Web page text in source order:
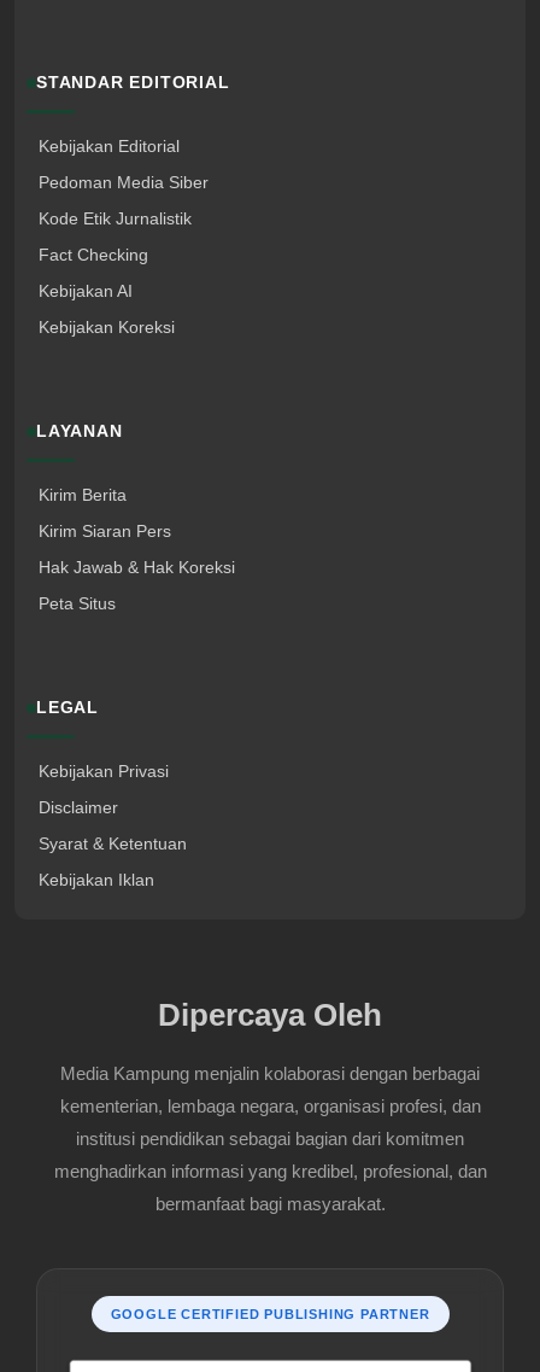
STANDAR EDITORIAL
Kebijakan Editorial
Pedoman Media Siber
Kode Etik Jurnalistik
Fact Checking
Kebijakan AI
Kebijakan Koreksi
LAYANAN
Kirim Berita
Kirim Siaran Pers
Hak Jawab & Hak Koreksi
Peta Situs
LEGAL
Kebijakan Privasi
Disclaimer
Syarat & Ketentuan
Kebijakan Iklan
Dipercaya Oleh
Media Kampung menjalin kolaborasi dengan berbagai
kementerian, lembaga negara, organisasi profesi, dan
institusi pendidikan sebagai bagian dari komitmen
menghadirkan informasi yang kredibel, profesional, dan
bermanfaat bagi masyarakat.
GOOGLE CERTIFIED PUBLISHING PARTNER